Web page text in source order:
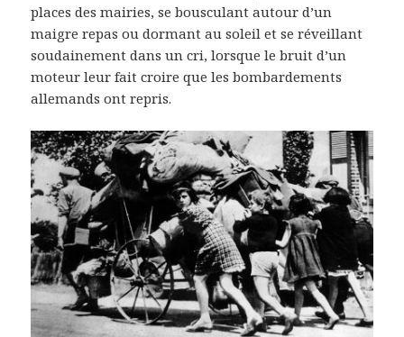
places des mairies, se bousculant autour d’un
maigre repas ou dormant au soleil et se réveillant
soudainement dans un cri, lorsque le bruit d’un
moteur leur fait croire que les bombardements
allemands ont repris.